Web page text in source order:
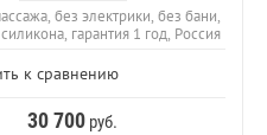
без электрики, без бани,
гарантия 1 год, Россия
к сравнению
30 700 руб.